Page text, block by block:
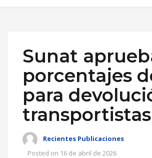
Sunat
porcentajes
para
transportistas
Recientes Publicaciones
Posted on 16 de abril de 2026